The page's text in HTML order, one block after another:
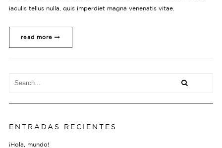
iaculis tellus nulla, quis imperdiet magna venenatis vitae.
read more
ENTRADAS RECIENTES
¡Hola, mundo!